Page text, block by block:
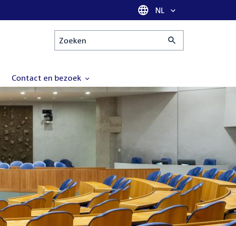
Taal selectie
NL
Zoeken
Contact en bezoek